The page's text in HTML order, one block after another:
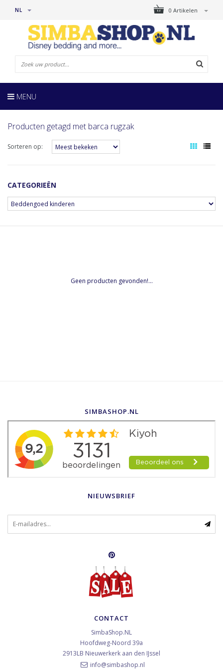
0 Artikelen
NL
MENU
Producten getagd met barca rugzak
Sorteren op:
CATEGORIEËN
Geen producten gevonden!...
SIMBASHOP.NL
NIEUWSBRIEF
CONTACT
SimbaShop.NL
Hoofdweg-Noord 39a
2913LB Nieuwerkerk aan den IJssel
info@simbashop.nl